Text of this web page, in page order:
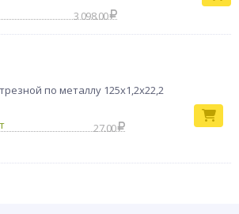
3 098.00
по металлу 125х1,2х22,2
27.00